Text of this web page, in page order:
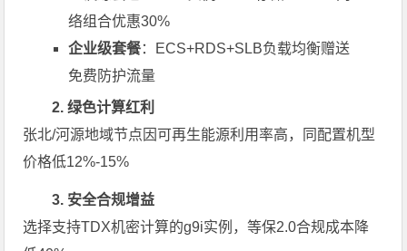
络组合优惠30%
企业级套餐：ECS+RDS+SLB负载均衡赠送
免费防护流量
2. 绿色计算红利
张北/河源地域节点因可再生能源利用率高，同配置机型
价格低12%-15%
3. 安全合规增益
选择支持TDX机密计算的g9i实例，等保2.0合规成本降